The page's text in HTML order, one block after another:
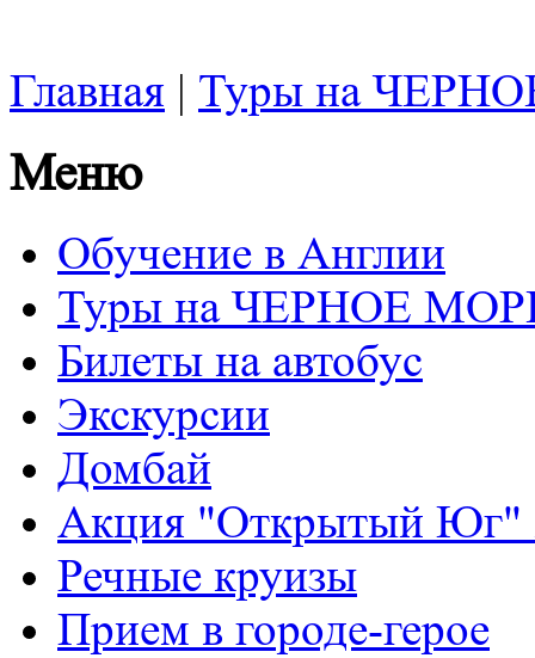
Главная | Туры на
Меню
Обучение в Англии
Туры на ЧЕРНОЕ
Билеты на автобус
Экскурсии
Домбай
Акция "Открытый Юг"
Речные круизы
Прием в городе-герое